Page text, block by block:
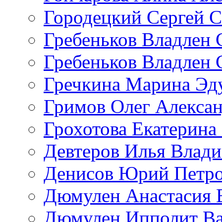
Городецкий Сергей
Гребеньков Владлен
Гребеньков Владлен
Гречкина Марина
Гримов Олег
Грохотова
Девтеров Илья
Денисов Юрий
Дюмулен Анастасия